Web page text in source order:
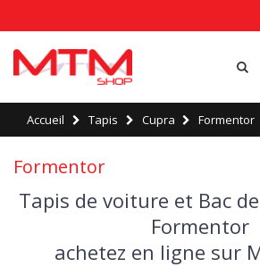
Accueil Tapis Cupra Formentor
Formentor
Tapis de voiture et Bac
Formentor
achetez en ligne sur